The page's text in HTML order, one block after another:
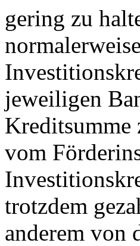
gering zu
jeweiligen
Kreditsumme
vom
trotzdem
anderem von